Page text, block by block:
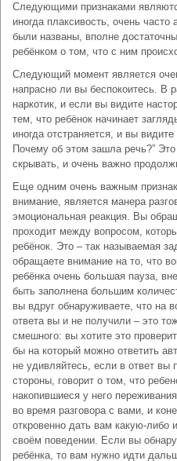
Следующими признаками
иногда плаксивость, очень часто
были названы, вполне
ребёнком о том, что с ним
Следующий момент является
напрасно ли вы беспокоитесь. В
наркотик, и если вы видите
тем, что ребёнок начинает
иногда отстраняется, и вы
Почему об этом зашла речь?”
скрывать, и очень важно
Еще одним очень важным
внимание, является манера
эмоциональная реакция. Вы
проходит между вопросом,
ребёнок. Это – так называемая
обращаете внимание на то, что
ребёнка очень большая пауза,
быть заполнена большим
вы вдруг обнаруживаете, что на
ответа вы и не получили – это
смешного: вы хотите это
бы на который можно ответить
не удивляйтесь, если в ответ вы
стороны, говорит о том, что
накопившиеся у него
во время разговора с вами, и
откровенно дать вам какую-
своём поведении. Если вы
ребёнка, то вам нужно идти